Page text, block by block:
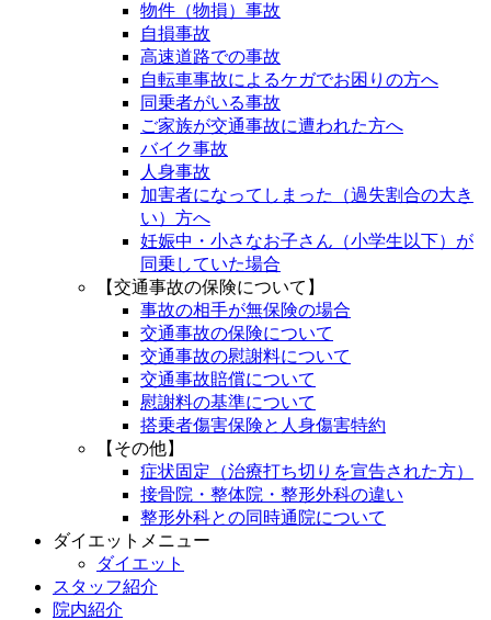
物件（物損）事故
自損事故
高速道路での事故
自転車事故によるケガでお困りの方へ
同乗者がいる事故
ご家族が交通事故に遭われた方へ
バイク事故
人身事故
加害者になってしまった（過失割合の大き
い）方へ
妊娠中・小さなお子さん（小学生以下）が
同乗していた場合
【交通事故の保険について】
事故の相手が無保険の場合
交通事故の保険について
交通事故の慰謝料について
交通事故賠償について
慰謝料の基準について
搭乗者傷害保険と人身傷害特約
【その他】
症状固定（治療打ち切りを宣告された方）
接骨院・整体院・整形外科の違い
整形外科との同時通院について
ダイエットメニュー
ダイエット
スタッフ紹介
院内紹介